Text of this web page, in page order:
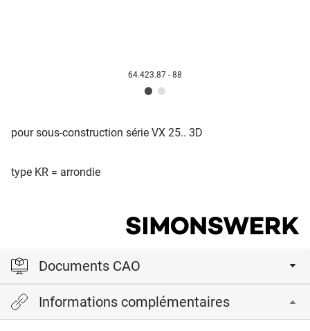
64.423.87 - 88
pour sous-construction série VX 25.. 3D
type KR = arrondie
Documents CAO
Veuillez vous connecter pour afficher et télécharger les
fichiers CAD.
Informations complémentaires